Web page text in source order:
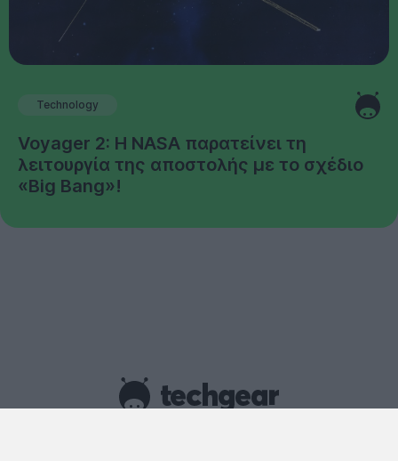
Technology
Voyager 2: Η NASA παρατείνει τη
λειτουργία της αποστολής με το σχέδιο
«Big Bang»!